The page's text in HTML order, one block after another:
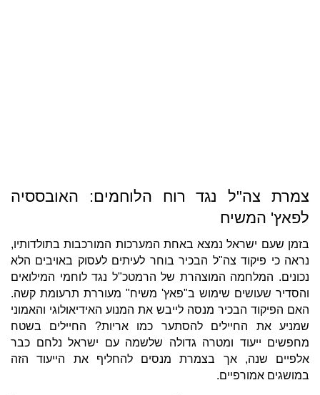
צמרת צה"ל נגד רוח הלוחמים: האובססיה
לפאץ' המשיח
בזמן שעם ישראל נמצא באחת המערכות המורכבות בתולדותיו,
נראה כי פיקוד צה"ל הבכיר בוחר לעיתים לעסוק באויבים הלא
נכונים. המלחמה המוצהרת של הרמטכ"ל נגד לוחמי המילואים
והסדיר שעושים שימוש ב"פאץ' משיח" מעוררת תרעומת קשה.
האם הפיקוד הבכיר מנסה לייבש את המנוע האידיאולוגי והאמוני
שמניע את החיילים להסתער כמו אריות? החיילים בשטח
מחפשים ייעוד ומטרה גדולה שלשמה עם ישראל נלחם כבר
אלפיים שנה, אך בצמרת מנסים להחליף את הייעוד הזה
במושגים אמורפיים.